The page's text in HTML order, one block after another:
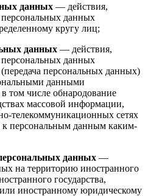
данных — действия,
данных
кругу лиц;
данных — действия,
данных
персональных данных)
данными
том числе обнародование
массовой информации,
телекоммуникационных сетях
к персональным данным каким-
данных —
на территорию иностранного
государства,
иностранному юридическому